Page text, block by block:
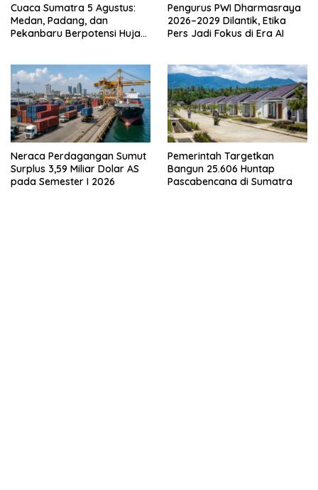
Cuaca Sumatra 5 Agustus:
Medan, Padang, dan
Pekanbaru Berpotensi Hujan
Pengurus PWI Dharmasraya
2026–2029 Dilantik, Etika
Pers Jadi Fokus di Era AI
Neraca Perdagangan Sumut
Surplus 3,59 Miliar Dolar AS
pada Semester I 2026
Pemerintah Targetkan
Bangun 25.606 Huntap
Pascabencana di Sumatra